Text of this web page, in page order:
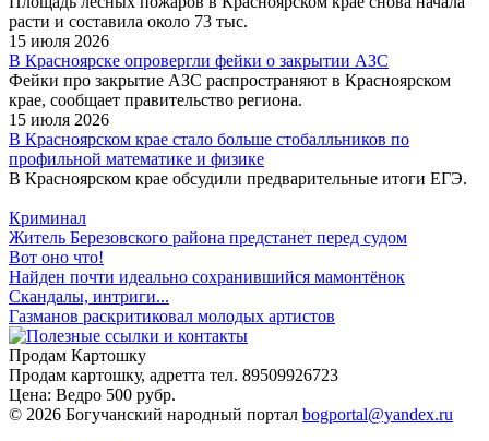
расти и составила около 73 тыс.
15 июля 2026
В Красноярске опровергли фейки о закрытии АЗС
Фейки про закрытие АЗС распространяют в Красноярском
крае, сообщает правительство региона.
15 июля 2026
В Красноярском крае стало больше стобалльников по
профильной математике и физике
В Красноярском крае обсудили предварительные итоги ЕГЭ.
Криминал
Житель Березовского района предстанет перед судом
Вот оно что!
Найден почти идеально сохранившийся мамонтёнок
Скандалы, интриги...
Газманов раскритиковал молодых артистов
Продам Картошку
Продам картошку, адретта тел. 89509926723
Цена: Ведро 500 рубр.
© 2026 Богучанский народный портал bogportal@yandex.ru